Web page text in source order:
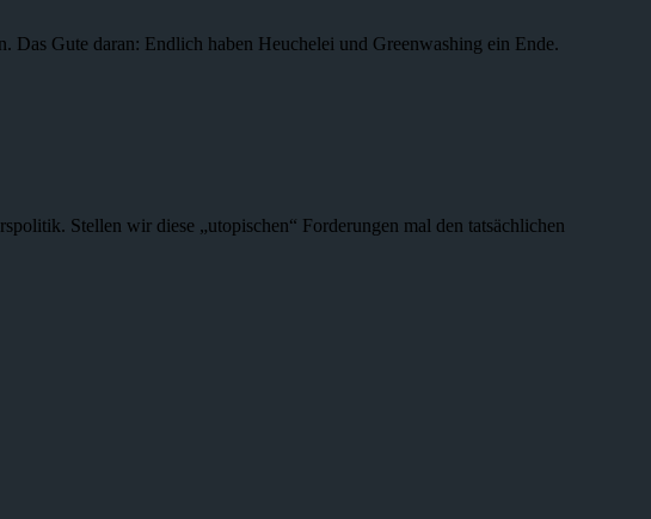
Gute daran: Endlich haben Heuchelei und Greenwashing ein Ende.
Stellen wir diese „utopischen“ Forderungen mal den tatsächlichen